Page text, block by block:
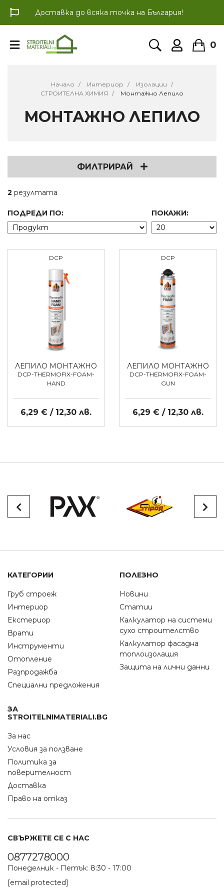
Доставка до всяка точка на България!
0
Начало Интериор
Изолации
СТРОИТЕЛНА ХИМИЯ
Монтажно Лепило
МОНТАЖНО ЛЕПИЛО
ФИЛТРИРАЙ
2 резултата
ПОДРЕДИ ПО: ПОКАЖИ:
DCP
ЛЕПИЛО МОНТАЖНО
DCP-THERMOFIX-FOAM-
HAND
6,29 € / 12,30 лв.
DCP
ЛЕПИЛО МОНТАЖНО
DCP-THERMOFIX-FOAM-
GUN
6,29 € / 12,30 лв.
КАТЕГОРИИ
Груб строеж
Интериор
Екстериор
Врати
Инструменти
Отопление
Разпродажба
Специални предложения
ПОЛЕЗНО
Новини
Статии
Калкулатор на системи
сухо строителство
Калкулатор фасадна
топлоизолация
Защита на лични данни
ЗА
STROITELNIMATERIALI.BG
За нас
Условия за ползване
Политика за
поверителност
Доставка
Право на отказ
СВЪРЖЕТЕ СЕ С НАС
0877278000
Понеделник - Петък: 8:30 - 17:00
[email protected]